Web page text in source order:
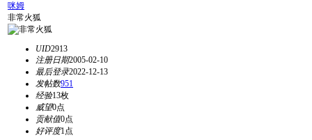
咪姆
非常火狐
UID2913
注册日期2005-02-10
最后登录2022-12-13
发帖数951
经验13枚
威望0点
贡献值0点
好评度1点